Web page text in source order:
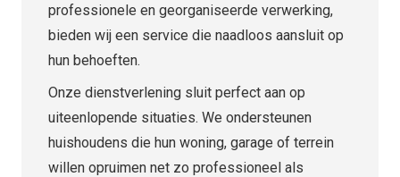
professionele en georganiseerde verwerking,
bieden wij een service die naadloos aansluit op
hun behoeften.
Onze dienstverlening sluit perfect aan op
uiteenlopende situaties. We ondersteunen
huishoudens die hun woning, garage of terrein
willen opruimen net zo professioneel als